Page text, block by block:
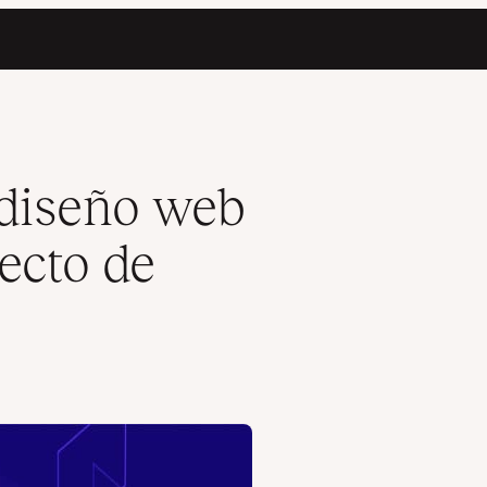
web
web
de